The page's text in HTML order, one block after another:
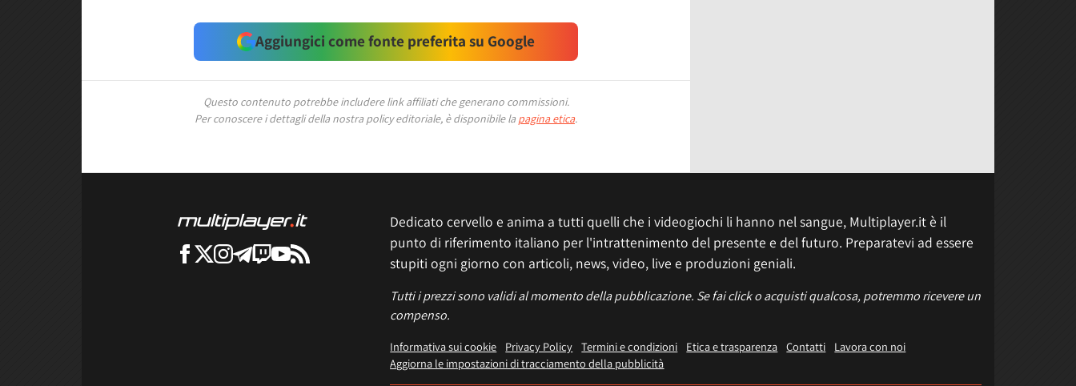
Aggiungici come fonte preferita su Google
Questo contenuto potrebbe includere link affiliati che generano commissioni.
Per conoscere i dettagli della nostra policy editoriale, è disponibile la pagina etica.
Dedicato cervello e anima a tutti quelli che i videogiochi li hanno nel sangue, Multiplayer.it è il
punto di riferimento italiano per l'intrattenimento del presente e del futuro. Preparatevi ad essere
stupiti ogni giorno con articoli, news, video, live e produzioni geniali.
Tutti i prezzi sono validi al momento della pubblicazione. Se fai click o acquisti qualcosa, potremmo ricevere un
compenso.
Informativa sui cookie Privacy Policy Termini e condizioni Etica e trasparenza Contatti
Lavora con noi
Aggiorna le impostazioni di tracciamento della pubblicità